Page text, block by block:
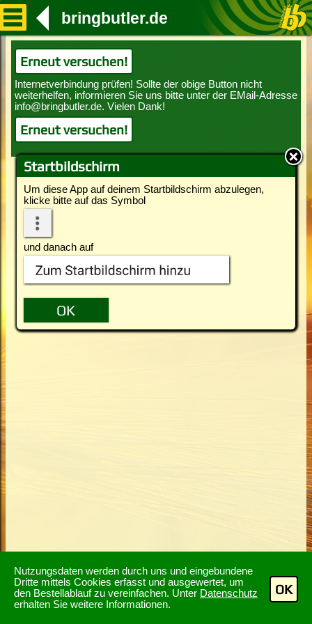
Nutzungsdaten werden durch uns und eingebundene
Dritte mittels Cookies erfasst und ausgewertet, um
den Bestellablauf zu vereinfachen. Unter Datenschutz
erhalten Sie weitere Informationen.
OK
Startbildschirm
Um diese App auf deinem Startbildschirm abzulegen,
klicke bitte auf das Symbol
und danach auf
bringbutler.de
Erneut versuchen!
Erneut versuchen!